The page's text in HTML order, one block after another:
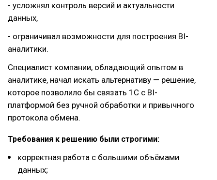
- усложнял контроль версий и актуальности
данных,
- ограничивал возможности для построения BI-
аналитики.
Специалист компании, обладающий опытом в
аналитике, начал искать альтернативу — решение,
которое позволило бы связать 1С с BI-
платформой без ручной обработки и привычного
протокола обмена.
Требования к решению были строгими:
корректная работа с большими объёмами
данных;